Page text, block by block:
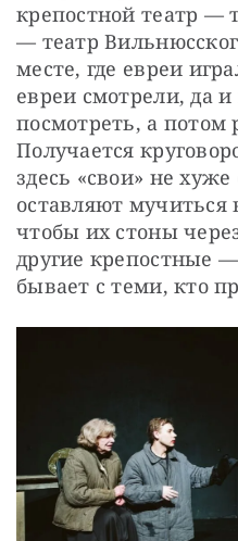
крепостной театр
— театр
месте, где евреи
евреи смотрели, да
посмотреть, а потом
Получается
здесь «свои» не
оставляют мучиться
чтобы их стоны
другие крепостные
бывает с теми, кто